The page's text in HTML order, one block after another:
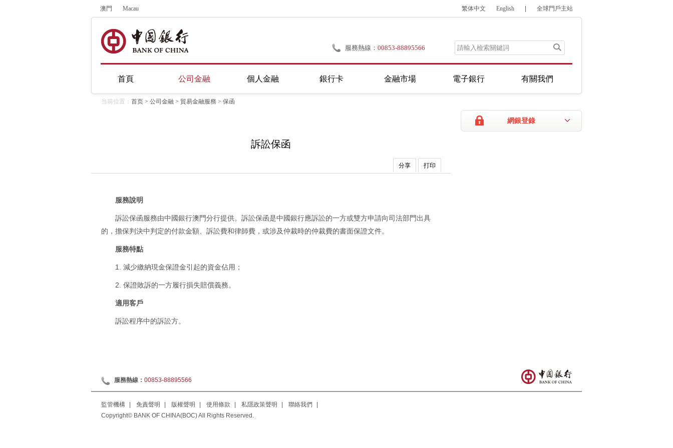
澳門 Macau 繁体中文 English 全球門戶主站
服務熱線： 00853-88895566
首頁 公司金融 個人金融 銀行卡 金融市場 電子銀行 有關我們
当前位置： 首页 > 公司金融 > 貿易金融服務 > 保函
網銀登錄
訴訟保函
分享 打印
服務說明
訴訟保函服務由中國銀行澳門分行提供。訴訟保函是中國銀行應訴訟的一方或雙方申請向司法部門出具
的，擔保判決中判定的付款金額、訴訟費和律師費，或涉及仲裁時的仲裁費的書面保證文件。
服務特點
1. 減少繳納現金保證金引起的資金佔用；
2. 保證敗訴的一方履行損失賠償義務。
適用客戶
訴訟程序中的訴訟方。
服務熱線： 00853-88895566
監管機構 免責聲明 版權聲明 使用條款 私隱政策聲明 聯絡我們
Copyright© BANK OF CHINA(BOC) All Rights Reserved.